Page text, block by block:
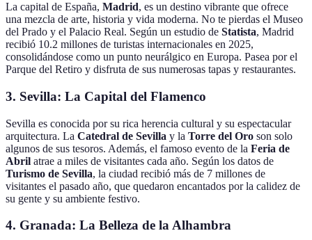
La capital de España, Madrid, es un destino vibrante que ofrece
una mezcla de arte, historia y vida moderna. No te pierdas el Museo
del Prado y el Palacio Real. Según un estudio de Statista, Madrid
recibió 10.2 millones de turistas internacionales en 2025,
consolidándose como un punto neurálgico en Europa. Pasea por el
Parque del Retiro y disfruta de sus numerosas tapas y restaurantes.
3. Sevilla: La Capital del Flamenco
Sevilla es conocida por su rica herencia cultural y su espectacular
arquitectura. La Catedral de Sevilla y la Torre del Oro son solo
algunos de sus tesoros. Además, el famoso evento de la Feria de
Abril atrae a miles de visitantes cada año. Según los datos de
Turismo de Sevilla, la ciudad recibió más de 7 millones de
visitantes el pasado año, que quedaron encantados por la calidez de
su gente y su ambiente festivo.
4. Granada: La Belleza de la Alhambra